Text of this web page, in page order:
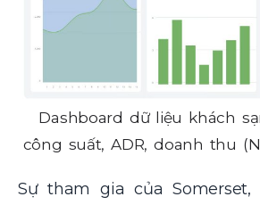
Dashboard dữ liệu khách
công suất, ADR, doanh thu
Sự tham gia của Somerset,